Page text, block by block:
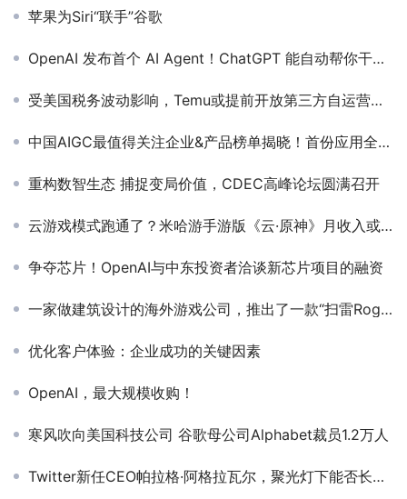
苹果为Siri“联手”谷歌
OpenAI 发布首个 AI Agent！ChatGPT 能自动帮你干活了
受美国税务波动影响，Temu或提前开放第三方自运营店铺入驻
中国AIGC最值得关注企业&产品榜单揭晓！首份应用全景图谱发布
重构数智生态 捕捉变局价值，CDEC高峰论坛圆满召开
云游戏模式跑通了？米哈游手游版《云·原神》月收入或达2000万元
争夺芯片！OpenAI与中东投资者洽谈新芯片项目的融资
一家做建筑设计的海外游戏公司，推出了一款“扫雷Rogue塔防”？
优化客户体验：企业成功的关键因素
OpenAI，最大规模收购！
寒风吹向美国科技公司 谷歌母公司Alphabet裁员1.2万人
Twitter新任CEO帕拉格·阿格拉瓦尔，聚光灯下能否长袖善舞